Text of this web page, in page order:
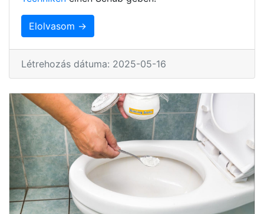
Elolvasom →
Létrehozás dátuma: 2025-05-16